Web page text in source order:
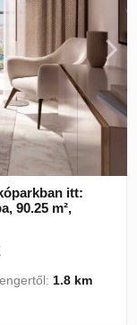
itt:
90.25 m²,
1.8 km